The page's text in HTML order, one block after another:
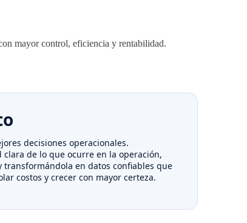
mayor control, eficiencia y rentabilidad.
decisiones operacionales.
de lo que ocurre en la operación,
en datos confiables que
costos y crecer con mayor certeza.